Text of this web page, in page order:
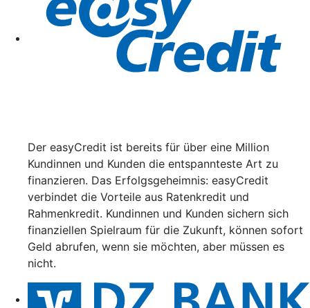
Der easyCredit ist bereits für über eine Million
Kundinnen und Kunden die entspannteste Art zu
finanzieren. Das Erfolgsgeheimnis: easyCredit
verbindet die Vorteile aus Ratenkredit und
Rahmenkredit. Kundinnen und Kunden sichern sich
finanziellen Spielraum für die Zukunft, können sofort
Geld abrufen, wenn sie möchten, aber müssen es
nicht.